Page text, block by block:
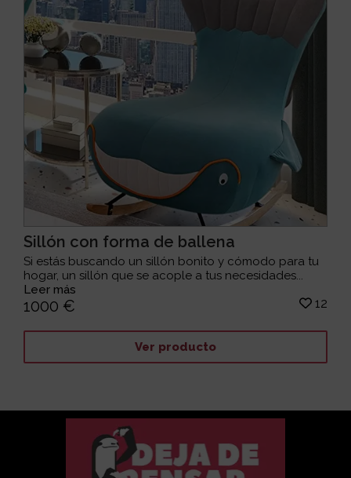
Sillón con forma de ballena
Si estás buscando un sillón bonito y cómodo para tu
hogar, un sillón que se acople a tus necesidades...
Leer más
1000 € 12
Ver producto